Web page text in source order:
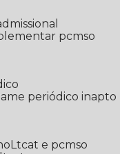
pcmso
periódico inapto
Ltcat e pcmso